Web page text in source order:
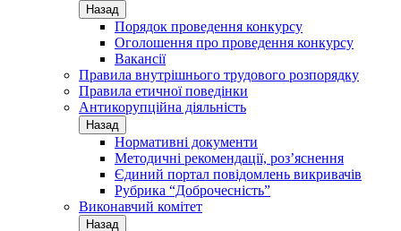
Назад
Порядок проведення конкурсу
Оголошення про проведення конкурсу
Вакансії
Правила внутрішнього трудового розпорядку
Правила етичної поведінки
Антикорупційна діяльність
Назад
Нормативні документи
Методичні рекомендації, роз’яснення
Єдиний портал повідомлень викривачів
Рубрика “Доброчесність”
Виконавчий комітет
Назад